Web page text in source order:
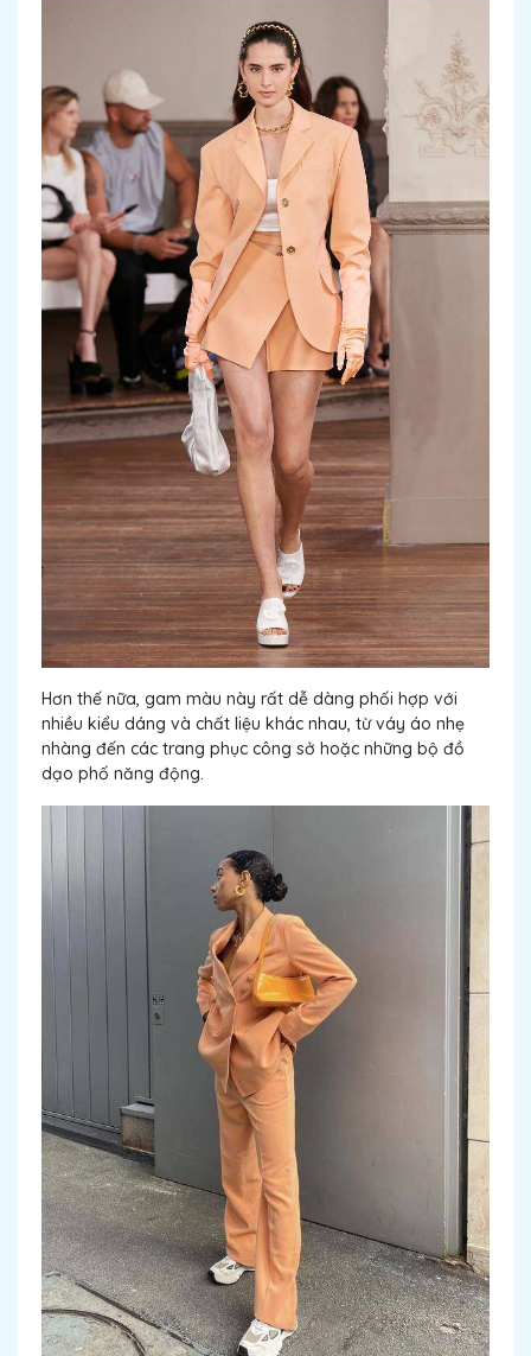
Hơn thế nữa, gam màu này rất dễ dàng phối hợp với
nhiều kiểu dáng và chất liệu khác nhau, từ váy áo nhẹ
nhàng đến các trang phục công sở hoặc những bộ đồ
dạo phố năng động.